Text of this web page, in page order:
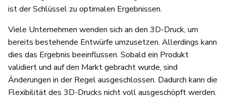
ist der Schlüssel zu optimalen Ergebnissen.
Viele Unternehmen wenden sich an den 3D-Druck, um
bereits bestehende Entwürfe umzusetzen. Allerdings kann
dies das Ergebnis beeinflussen. Sobald ein Produkt
validiert und auf den Markt gebracht wurde, sind
Änderungen in der Regel ausgeschlossen. Dadurch kann die
Flexibilität des 3D-Drucks nicht voll ausgeschöpft werden.